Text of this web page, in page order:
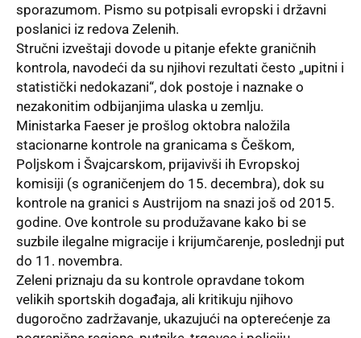
sporazumom. Pismo su potpisali evropski i državni
poslanici iz redova Zelenih.
Stručni izveštaji dovode u pitanje efekte graničnih
kontrola, navodeći da su njihovi rezultati često „upitni i
statistički nedokazani“, dok postoje i naznake o
nezakonitim odbijanjima ulaska u zemlju.
Ministarka Faeser je prošlog oktobra naložila
stacionarne kontrole na granicama s Češkom,
Poljskom i Švajcarskom, prijavivši ih Evropskoj
komisiji (s ograničenjem do 15. decembra), dok su
kontrole na granici s Austrijom na snazi još od 2015.
godine. Ove kontrole su produžavane kako bi se
suzbile ilegalne migracije i krijumčarenje, poslednji put
do 11. novembra.
Zeleni priznaju da su kontrole opravdane tokom
velikih sportskih događaja, ali kritikuju njihovo
dugoročno zadržavanje, ukazujući na opterećenje za